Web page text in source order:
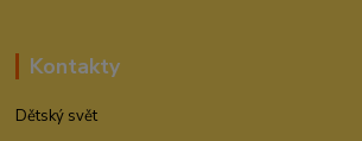
Kontakty
Dětský svět